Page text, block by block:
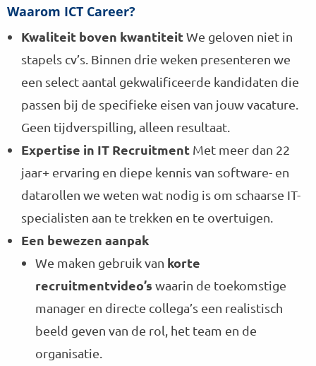
Waarom ICT Career?
Kwaliteit boven kwantiteit We geloven niet in
stapels cv’s. Binnen drie weken presenteren we
een select aantal gekwalificeerde kandidaten die
passen bij de specifieke eisen van jouw vacature.
Geen tijdverspilling, alleen resultaat.
Expertise in IT Recruitment Met meer dan 22
jaar+ ervaring en diepe kennis van software- en
datarollen we weten wat nodig is om schaarse IT-
specialisten aan te trekken en te overtuigen.
Een bewezen aanpak
We maken gebruik van korte
recruitmentvideo’s waarin de toekomstige
manager en directe collega’s een realistisch
beeld geven van de rol, het team en de
organisatie.